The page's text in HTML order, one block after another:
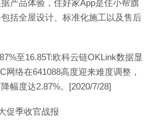
产品体验，住好家App是住小帮旗
括全屋设计、标准化施工以及售后
至16.85T:欧科云链OKLink数据显
网络在641088高度迎来难度调整，
幅度达2.87%。[2020/7/28]
促季收官战报